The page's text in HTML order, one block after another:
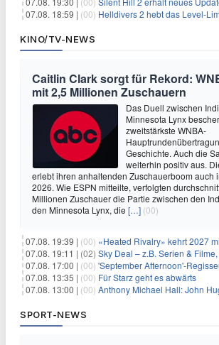
07.08. 18:59 | (00) Helldivers 2 hebt das Level-Limit an – Veteranen
KINO/TV-NEWS
Caitlin Clark sorgt für Rekord:
mit 2,5 Millionen Zuschauern
Das Duell zwischen
Minnesota Lynx
zweitstärkste WNBA-
Geschichte. Auch die
weiterhin positiv aus.
erlebt ihren anhaltenden Zuschauerboom auch
2026. Wie ESPN mitteilte, verfolgten
Millionen Zuschauer die Partie zwischen den
den Minnesota Lynx, die […] (00)
07.08. 19:39 | (00) «Heated Rivalry» kehrt 2027 mit
07.08. 19:11 | (02) Sky Deal – z.B. Serien & Filme,
07.08. 17:00 | (00) 'September Afternoon'-Regisseur liebt vor allem
07.08. 13:35 | (00) Für Starz geht es abwärts
07.08. 13:00 | (00) Anthony Michael Hall: John Hughes sprach über eine
SPORT-NEWS